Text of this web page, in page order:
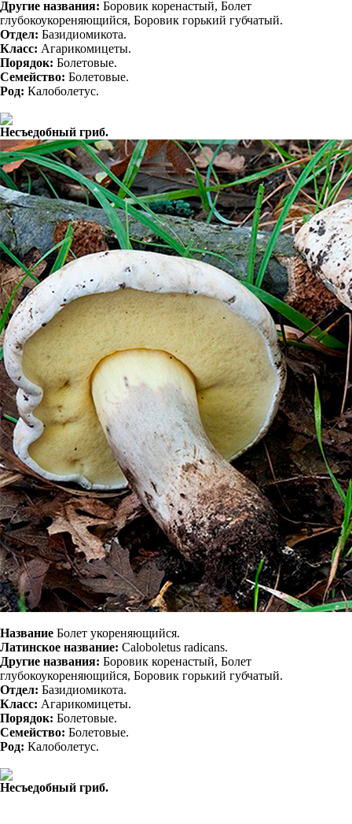
Другие названия: Боровик коренастый, Болет
глубокоукореняющийся, Боровик горький губчатый.
Отдел: Базидиомикота.
Класс: Агарикомицеты.
Порядок: Болетовые.
Семейство: Болетовые.
Род: Калоболетус.
Несъедобный гриб.
Название Болет укореняющийся.
Латинское название: Caloboletus radicans.
Другие названия: Боровик коренастый, Болет
глубокоукореняющийся, Боровик горький губчатый.
Отдел: Базидиомикота.
Класс: Агарикомицеты.
Порядок: Болетовые.
Семейство: Болетовые.
Род: Калоболетус.
Несъедобный гриб.